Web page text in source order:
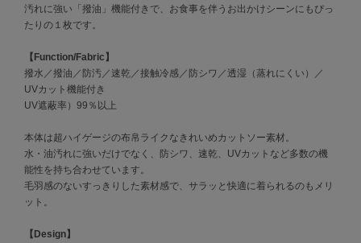
COLE HAAN
コール ハーン
CONVERSE
コンバース
DANSKIN
ダンスキン
汚れに強い「撥油」機能付きで、お食事を伴うお出かけシーンにもぴっ
たりの１枚です。
【Function/Fabric】
撥水／撥油／防汚／速乾／接触冷感／防シワ／透湿（蒸れにくい）／
UVカット機能付き
UV遮蔽率）99％以上
本体は超ハイゲージの布帛ライクなきれいめカットソー素材。
水・油汚れに強いだけでなく、防シワ、速乾、UVカットなど多数の機
能性を持ち合わせています。
毛羽感のないすっきりした素材感で、サラッと快適に着られるのもメリ
ット。
【Design】